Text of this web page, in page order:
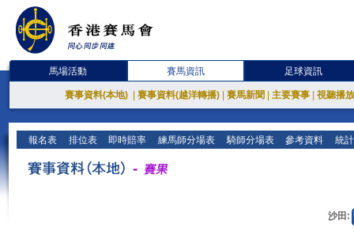
馬場活動 賽馬資訊 足球資訊
賽事資料(本地) 賽事資料(越洋轉播) 賽馬新聞 主要賽事 視聽播
報名表 排位表 即時賠率 練馬師分場表 騎師分場表 參考資料 統
沙田: